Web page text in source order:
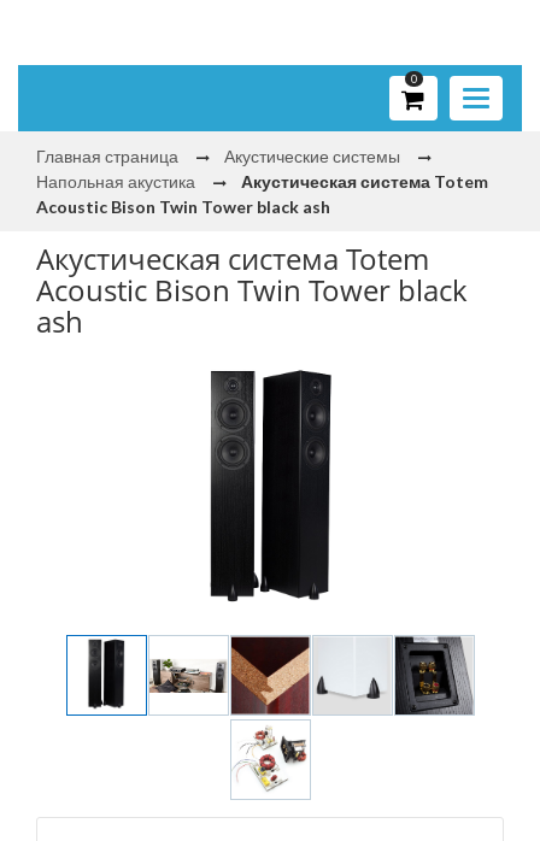
Toggle
0
Главная страница
Акустические системы
Напольная акустика
Акустическая система Totem
Acoustic Bison Twin Tower black ash
Акустическая система Totem
Acoustic Bison Twin Tower black
ash